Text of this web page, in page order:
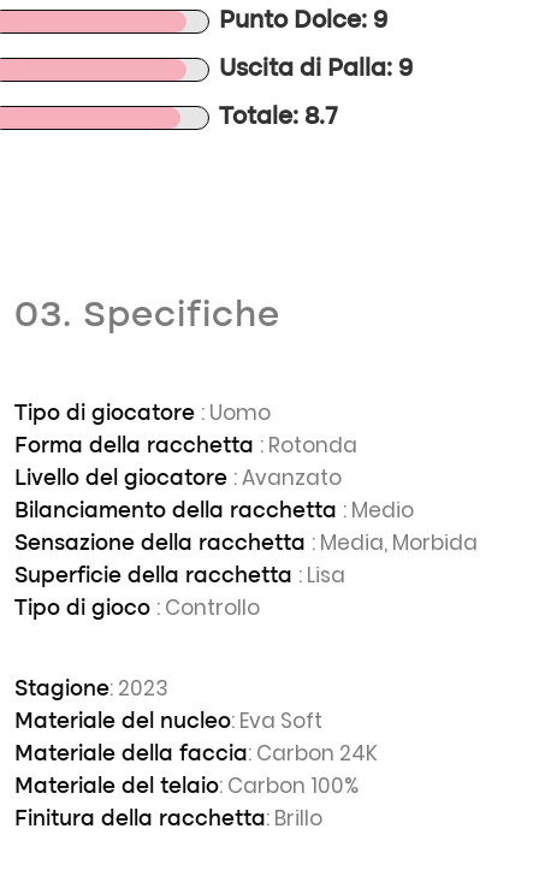
Punto Dolce: 9
Uscita di Palla: 9
Totale: 8.7
03. Specifiche
Tipo di giocatore : Uomo
Forma della racchetta : Rotonda
Livello del giocatore : Avanzato
Bilanciamento della racchetta : Medio
Sensazione della racchetta : Media, Morbida
Superficie della racchetta : Lisa
Tipo di gioco : Controllo
Stagione: 2023
Materiale del nucleo: Eva Soft
Materiale della faccia: Carbon 24K
Materiale del telaio: Carbon 100%
Finitura della racchetta: Brillo